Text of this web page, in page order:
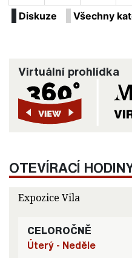
Diskuze Všechny
Virtuální prohlídka
OTEVÍRACÍ
Expozice Vila
CELOROČNĚ
Úterý - Neděle